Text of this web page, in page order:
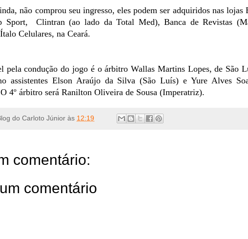
não comprou seu ingresso, eles podem ser adquiridos nas lojas
Sport, Clintran (ao lado da Total Med), Banca de Revistas
Celulares, na Ceará.
pela condução do jogo é o árbitro Wallas Martins Lopes, de São
assistentes Elson Araújo da Silva (São Luís) e Yure Alves
4º árbitro será Ranilton Oliveira de Sousa (Imperatriz).
do Carloto Júnior às 12:19
comentário:
comentário